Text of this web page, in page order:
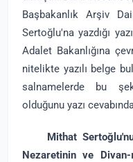
Başbakanlık Arşiv
Sertoğlu'na yazdığı
Adalet Bakanlığına
nitelikte yazılı belge
salnamelerde bu
olduğunu yazı
Mithat
Nezaretinin ve Divan-